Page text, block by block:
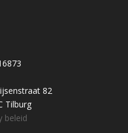
82
Tilburg
beleid